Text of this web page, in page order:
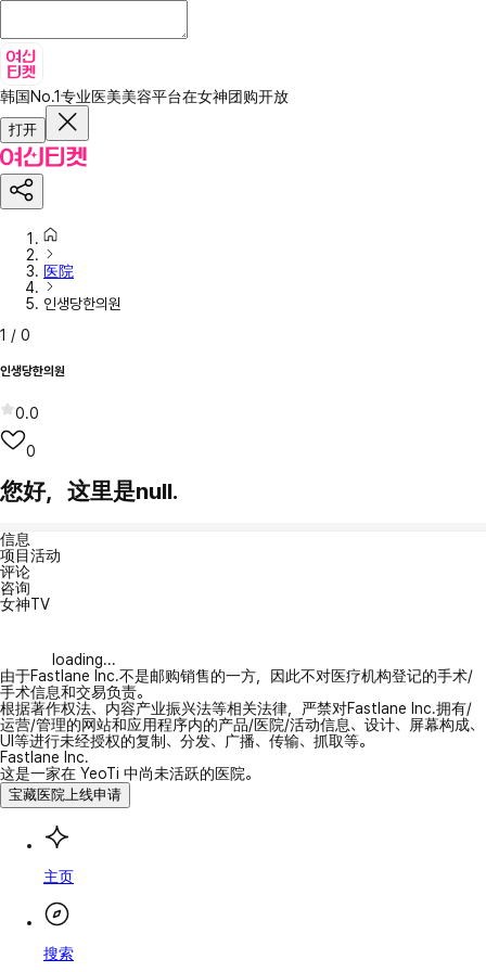
韩国No.1专业医美美容平台在女神团购开放
打开
医院
인생당한의원
1 / 0
인생당한의원
0.0
0
您好，这里是null.
信息
项目活动
评论
咨询
女神TV
loading...
由于Fastlane Inc.不是邮购销售的一方，因此不对医疗机构登记的手术/
手术信息和交易负责。
根据著作权法、内容产业振兴法等相关法律，严禁对Fastlane Inc.拥有/
运营/管理的网站和应用程序内的产品/医院/活动信息、设计、屏幕构成、
UI等进行未经授权的复制、分发、广播、传输、抓取等。
Fastlane Inc.
这是一家在 YeoTi 中尚未活跃的医院。
宝藏医院上线申请
主页
搜索